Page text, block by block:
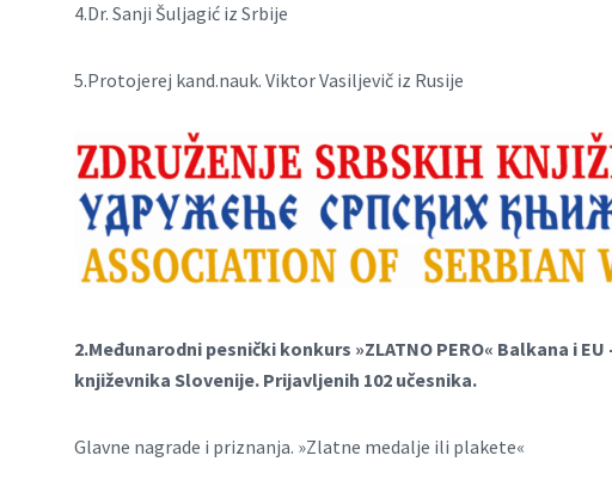
4.Dr. Sanji Šuljagić iz Srbije
5.Protojerej kand.nauk. Viktor Vasiljevič iz Rusije
2.Međunarodni pesnički konkurs »ZLATNO PERO« Balkana i
književnika Slovenije. Prijavljenih 102 učesnika.
Glavne nagrade i priznanja. »Zlatne medalje ili plakete«